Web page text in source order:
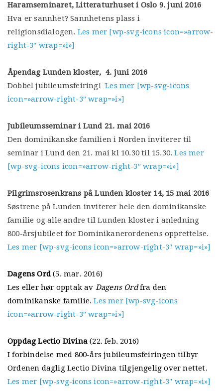
Haramseminaret, Litteraturhuset i Oslo 9. juni 2016
Hva er sannhet? Sannhetens plass i
religionsdialogen. Les mer [wp-svg-icons icon=»arrow-
right-3″ wrap=»i»]
Åpendag Lunden kloster, 4. juni 2016
Dobbel jubileumsfeiring!Les mer [wp-svg-icons
icon=»arrow-right-3″ wrap=»i»]
Jubileumsseminar i Lund 21. mai 2016
Den dominikanske familien i Norden inviterer til
seminar i Lund den 21. mai kl 10.30 til 15.30.Les mer
[wp-svg-icons icon=»arrow-right-3″ wrap=»i»]
Pilgrimsrosenkrans på Lunden kloster 14, 15 mai 2016
Søstrene på Lunden inviterer hele den dominikanske
familie og alle andre til Lunden kloster i anledning
800-årsjubileet for Dominikanerordenens opprettelse.
Les mer [wp-svg-icons icon=»arrow-right-3″ wrap=»i»]
Dagens Ord(5. mar. 2016)
Les eller hør opptak av Dagens Ordfra den
dominikanske familie.Les mer [wp-svg-icons
icon=»arrow-right-3″ wrap=»i»]
Oppdag Lectio Divina (22. feb. 2016)
I forbindelse med 800-års jubileumsfeiringen tilbyr
Ordenen daglig Lectio Divina tilgjengelig over nettet.
Les mer [wp-svg-icons icon=»arrow-right-3″ wrap=»i»]